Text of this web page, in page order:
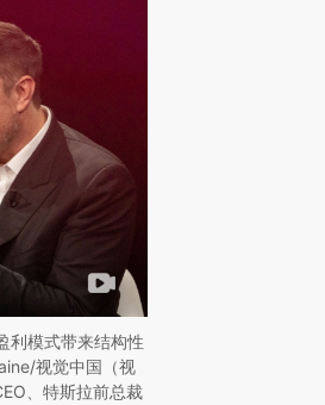
利模式带来结构性
视觉中国（视
、特斯拉前总裁